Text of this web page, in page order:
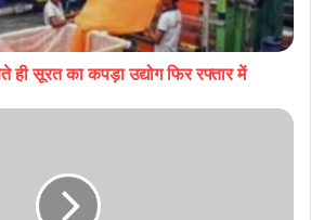
ही सूरत का कपड़ा उद्योग फिर रफ्तार में